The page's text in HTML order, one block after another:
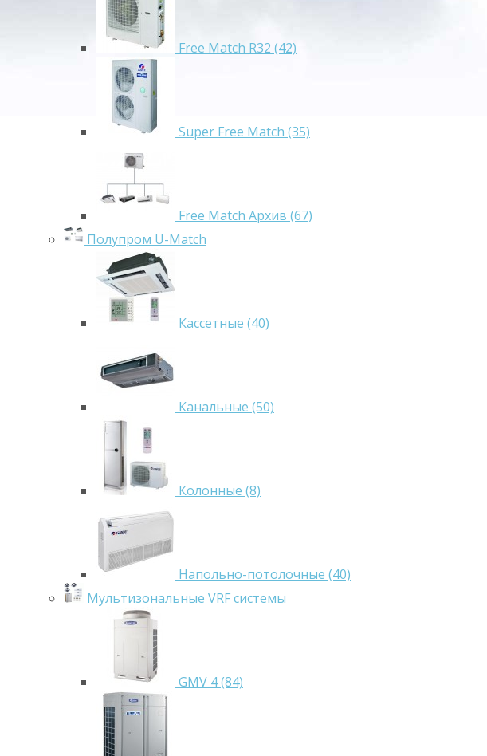
Free Match R32 (42)
Super Free Match (35)
Free Match Архив (67)
Полупром U-Match
Кассетные (40)
Канальные (50)
Колонные (8)
Напольно-потолочные (40)
Мультизональные VRF системы
GMV 4 (84)